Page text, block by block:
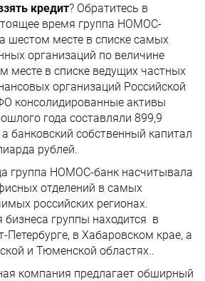
кредит? Обратитесь в
время группа НОМОС-
шестом месте в списке самых
организаций по величине
месте в списке ведущих частных
организаций Российской
консолидированные активы
года составляли 899,9
банковский собственный капитал
рублей.
группа НОМОС-банк насчитывала
отделений в самых
российских регионах.
группы находится в
Петербурге, в Хабаровском крае, а
и Тюменской областях..
компания предлагает обширный